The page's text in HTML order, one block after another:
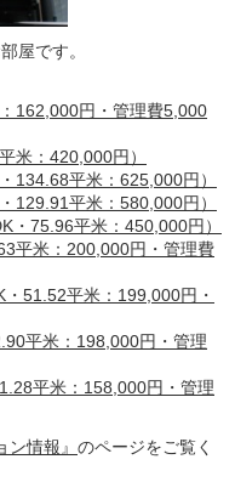
屋です。
162,000円・管理費5,000
米：420,000円）
134.68平米：625,000円）
129.91平米：580,000円）
・75.96平米：450,000円）
平米：200,000円・管理費
51.52平米：199,000円・
平米：198,000円・管理
平米：158,000円・管理
ン情報』 のページをご覧く